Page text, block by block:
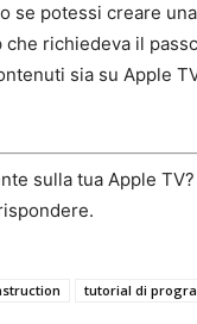
se potessi creare
che richiedeva il
sia su Apple
sulla tua Apple
tutorial di